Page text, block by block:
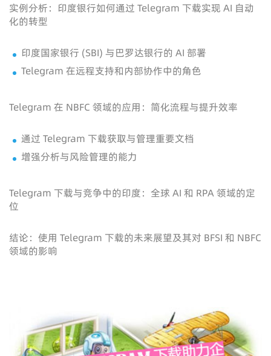
实例分析：印度银行如何通过 Telegram 下载实现 AI 自动
化的转型
印度国家银行 (SBI) 与巴罗达银行的 AI 部署
Telegram 在远程支持和内部协作中的角色
Telegram 在 NBFC 领域的应用：简化流程与提升效率
通过 Telegram 下载获取与管理重要文档
增强分析与风险管理的能力
Telegram 下载与竞争中的印度：全球 AI 和 RPA 领域的定
位
结论：使用 Telegram 下载的未来展望及其对 BFSI 和 NBFC
领域的影响